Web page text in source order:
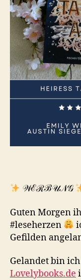
𝒲ℰℛℬ𝒰𝒩𝒢
Guten Morgen
#leseherzen
Gefilden
Gelandet bin
Lovelybooks.de